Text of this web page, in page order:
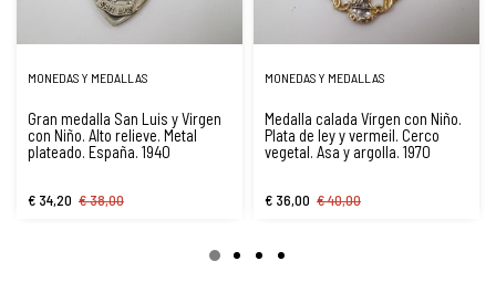
MONEDAS Y MEDALLAS
Gran medalla San Luis y Virgen
con Niño. Alto relieve. Metal
plateado. España. 1940
€ 34,20 € 38,00
MONEDAS Y MEDALLAS
Medalla calada Vírgen con Niño.
Plata de ley y vermeil. Cerco
vegetal. Asa y argolla. 1970
€ 36,00 € 40,00